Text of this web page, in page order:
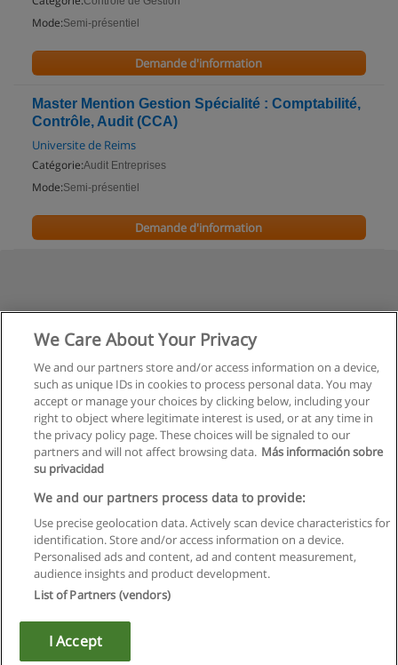
Mode:Semi-présentiel
Demande d'information
Master Mention Gestion Spécialité : Comptabilité,
Contrôle, Audit (CCA)
Universite de Reims
Catégorie:Audit Entreprises
Mode:Semi-présentiel
Demande d'information
Règles d'utilisation
Confidentialité des données
Copyright © Educaedu Business S.L. - CIF : B-95610580: -
We Care About Your Privacy
We and our partners store and/or access information on a device,
such as unique IDs in cookies to process personal data. You may
accept or manage your choices by clicking below, including your
right to object where legitimate interest is used, or at any time in
the privacy policy page. These choices will be signaled to our
partners and will not affect browsing data. Más información sobre
su privacidad
We and our partners process data to provide:
Use precise geolocation data. Actively scan device characteristics for
identification. Store and/or access information on a device.
Personalised ads and content, ad and content measurement,
audience insights and product development.
List of Partners (vendors)
I Accept